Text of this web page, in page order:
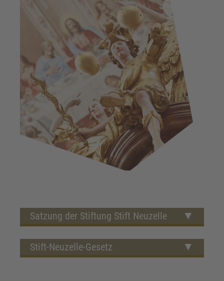
Satzung der Stiftung Stift Neuzelle
Stift-Neuzelle-Gesetz